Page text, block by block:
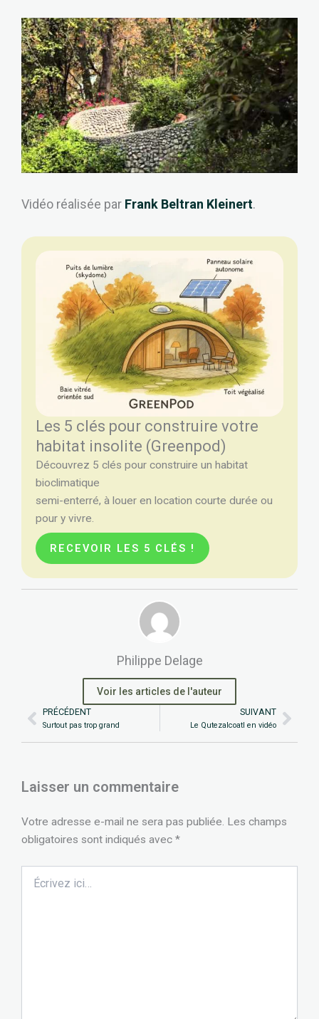
Vidéo réalisée par Frank Beltran Kleinert.
Les 5 clés pour construire votre
habitat insolite (Greenpod)
Découvrez 5 clés pour construire un habitat
bioclimatique
semi-enterré, à louer en location courte durée ou
pour y vivre.
RECEVOIR LES 5 CLÉS !
Philippe Delage
Voir les articles de l'auteur
Précédent
PRÉCÉDENT
Surtout pas trop grand
SUIVANT
Le Qutezalcoatl en vidéo
Laisser un commentaire
Votre adresse e-mail ne sera pas publiée. Les champs
obligatoires sont indiqués avec *
ici…